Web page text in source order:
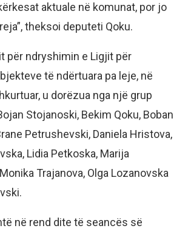
aktuale në komunat, por jo
theksoi deputeti Qoku.
për ndryshimin e Ligjit për
të ndërtuara pa leje, në
u dorëzua nga një grup
Stojanoski, Bekim Qoku, Boban
Petrushevski, Daniela Hristova,
Lidia Petkoska, Marija
Trajanova, Olga Lozanovska
në rend dite të seancës së